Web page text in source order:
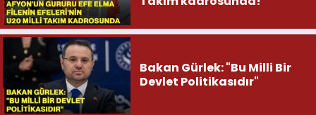
Bakan Gürlek: "Bu Milli Bir
Devlet Politikasıdır"